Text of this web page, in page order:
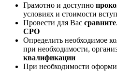
Грамотно и доступно
условиях и стоимости
Провести для Вас
СРО
Определить необходимое
при необходимости,
квалификации
При необходимости